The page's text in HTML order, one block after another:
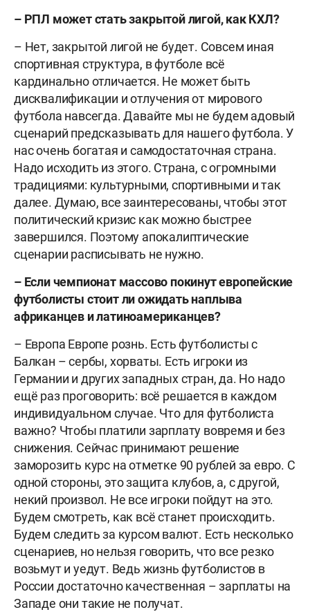
– РПЛ может стать закрытой лигой, как КХЛ?
– Нет, закрытой лигой не будет. Совсем иная
спортивная структура, в футболе всё
кардинально отличается. Не может быть
дисквалификации и отлучения от мирового
футбола навсегда. Давайте мы не будем адовый
сценарий предсказывать для нашего футбола. У
нас очень богатая и самодостаточная страна.
Надо исходить из этого. Страна, с огромными
традициями: культурными, спортивными и так
далее. Думаю, все заинтересованы, чтобы этот
политический кризис как можно быстрее
завершился. Поэтому апокалиптические
сценарии расписывать не нужно.
– Если чемпионат массово покинут европейские
футболисты стоит ли ожидать наплыва
африканцев и латиноамериканцев?
– Европа Европе рознь. Есть футболисты с
Балкан – сербы, хорваты. Есть игроки из
Германии и других западных стран, да. Но надо
ещё раз проговорить: всё решается в каждом
индивидуальном случае. Что для футболиста
важно? Чтобы платили зарплату вовремя и без
снижения. Сейчас принимают решение
заморозить курс на отметке 90 рублей за евро. С
одной стороны, это защита клубов, а, с другой,
некий произвол. Не все игроки пойдут на это.
Будем смотреть, как всё станет происходить.
Будем следить за курсом валют. Есть несколько
сценариев, но нельзя говорить, что все резко
возьмут и уедут. Ведь жизнь футболистов в
России достаточно качественная – зарплаты на
Западе они такие не получат.